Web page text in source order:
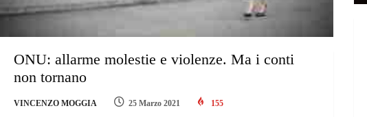
ONU: allarme molestie e violenze. Ma i conti
non tornano
VINCENZO MOGGIA 25 Marzo 2021 155